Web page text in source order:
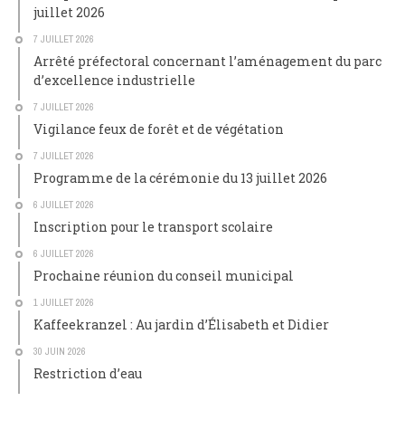
juillet 2026
7 JUILLET 2026
Arrêté préfectoral concernant l’aménagement du parc
d’excellence industrielle
7 JUILLET 2026
Vigilance feux de forêt et de végétation
7 JUILLET 2026
Programme de la cérémonie du 13 juillet 2026
6 JUILLET 2026
Inscription pour le transport scolaire
6 JUILLET 2026
Prochaine réunion du conseil municipal
1 JUILLET 2026
Kaffeekranzel : Au jardin d’Élisabeth et Didier
30 JUIN 2026
Restriction d’eau